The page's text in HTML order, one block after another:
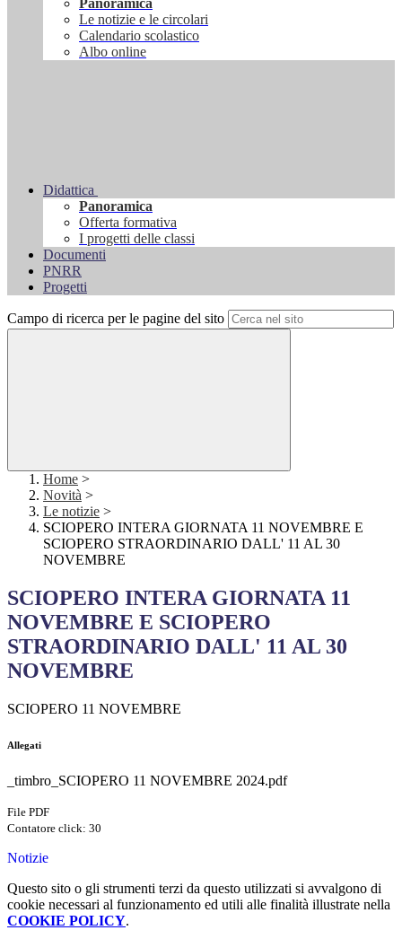
Panoramica
Le notizie e le circolari
Calendario scolastico
Albo online
Didattica
Panoramica
Offerta formativa
I progetti delle classi
Documenti
PNRR
Progetti
Campo di ricerca per le pagine del sito
Home >
Novità >
Le notizie >
SCIOPERO INTERA GIORNATA 11 NOVEMBRE E
SCIOPERO STRAORDINARIO DALL' 11 AL 30
NOVEMBRE
SCIOPERO INTERA GIORNATA 11
NOVEMBRE E SCIOPERO
STRAORDINARIO DALL' 11 AL 30
NOVEMBRE
SCIOPERO 11 NOVEMBRE
Allegati
_timbro_SCIOPERO 11 NOVEMBRE 2024.pdf
File PDF
Contatore click: 30
Notizie
Questo sito o gli strumenti terzi da questo utilizzati si avvalgono di
cookie necessari al funzionamento ed utili alle finalità illustrate nella
COOKIE POLICY.